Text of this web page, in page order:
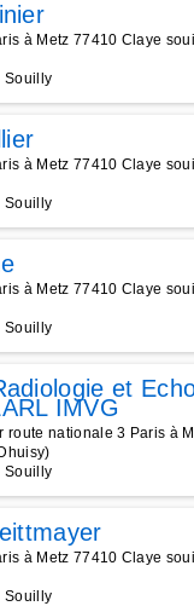
à Metz 77410 Claye
Souilly
à Metz 77410 Claye
Souilly
à Metz 77410 Claye
Souilly
et
IMVG
route nationale 3 Paris à
Souilly
à Metz 77410 Claye
Souilly